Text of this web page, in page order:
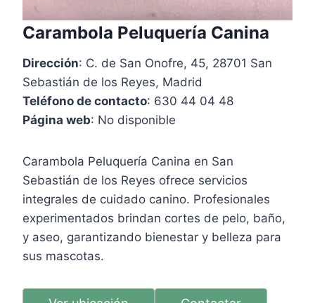
Carambola Peluquería Canina
Dirección: C. de San Onofre, 45, 28701 San
Sebastián de los Reyes, Madrid
Teléfono de contacto: 630 44 04 48
Página web: No disponible
Carambola Peluquería Canina en San
Sebastián de los Reyes ofrece servicios
integrales de cuidado canino. Profesionales
experimentados brindan cortes de pelo, baño,
y aseo, garantizando bienestar y belleza para
sus mascotas.